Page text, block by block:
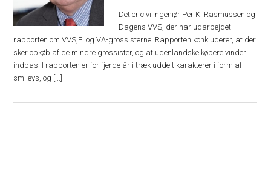
Det er civilingeniør Per K. Rasmussen og
Dagens VVS, der har udarbejdet
rapporten om VVS,El og VA-grossisterne. Rapporten konkluderer, at der
sker opkøb af de mindre grossister, og at udenlandske købere vinder
indpas. I rapporten er for fjerde år i træk uddelt karakterer i form af
smileys, og [...]